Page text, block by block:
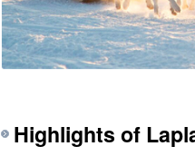
Highlights of